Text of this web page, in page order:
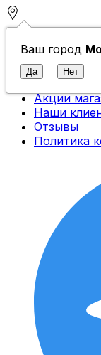
Ваш город
Контакты
О компании
Доставка и
Часто
Акции
Наши
Отзывы
Политика